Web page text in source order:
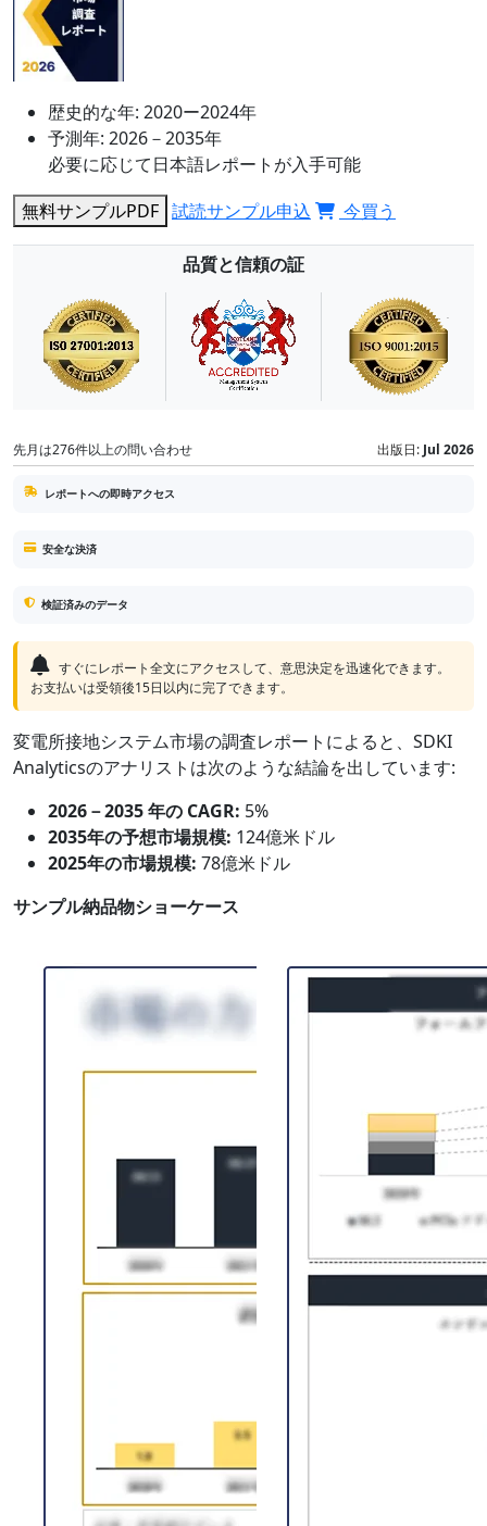
歴史的な年: 2020ー2024年
予測年: 2026－2035年
必要に応じて日本語レポートが入手可能
無料サンプルPDF 試読サンプル申込 今買う
品質と信頼の証
先月は276件以上の問い合わせ 出版日: Jul 2026
レポートへの即時アクセス
安全な決済
検証済みのデータ
すぐにレポート全文にアクセスして、意思決定を迅速化できます。
お支払いは受領後15日以内に完了できます。
変電所接地システム市場の調査レポートによると、SDKI
Analyticsのアナリストは次のような結論を出しています:
2026－2035 年の CAGR: 5%
2035年の予想市場規模: 124億米ドル
2025年の市場規模: 78億米ドル
サンプル納品物ショーケース